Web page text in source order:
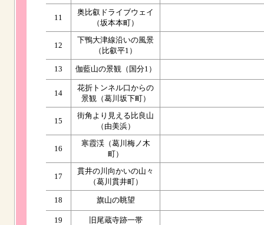
11
奥比叡ドライブウェイ
（坂本本町）
12
下鴨大津線沿いの風景
（比叡平1）
13 伽藍山の景観（国分1）
14
花折トンネル口からの
景観（葛川坂下町）
15
街角より見える比良山
（由美浜）
16
寒霞渓（葛川梅ノ木
町）
17
貫井の川向かいの山々
（葛川貫井町）
18 旗山の眺望
19 旧尾蔵寺跡一帯